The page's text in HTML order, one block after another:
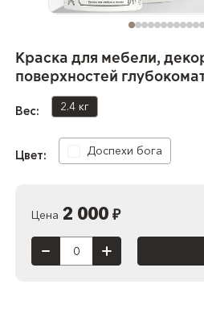
Краска для мебели,
поверхностей
Вес: 2.4 кг
Цвет: Доспехи бога
Цена 2 000 ₽